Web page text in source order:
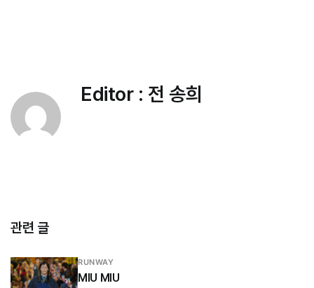
Editor : 전 송희
관련 글
RUNWAY
MIU MIU